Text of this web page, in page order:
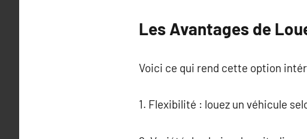
Les Avantages de
Voici ce qui rend cette option
1. Flexibilité : louez un véhicule